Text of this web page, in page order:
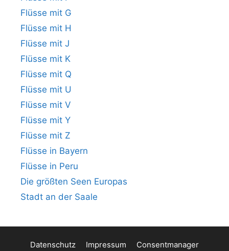
Flüsse mit G
Flüsse mit H
Flüsse mit J
Flüsse mit K
Flüsse mit Q
Flüsse mit U
Flüsse mit V
Flüsse mit Y
Flüsse mit Z
Flüsse in Bayern
Flüsse in Peru
Die größten Seen Europas
Stadt an der Saale
Datenschutz Impressum Consentmanager